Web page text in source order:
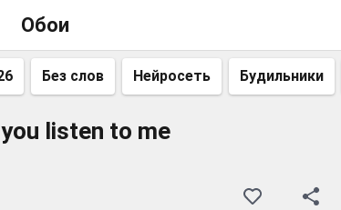
Обои
Без слов Нейросеть Будильники
listen to me